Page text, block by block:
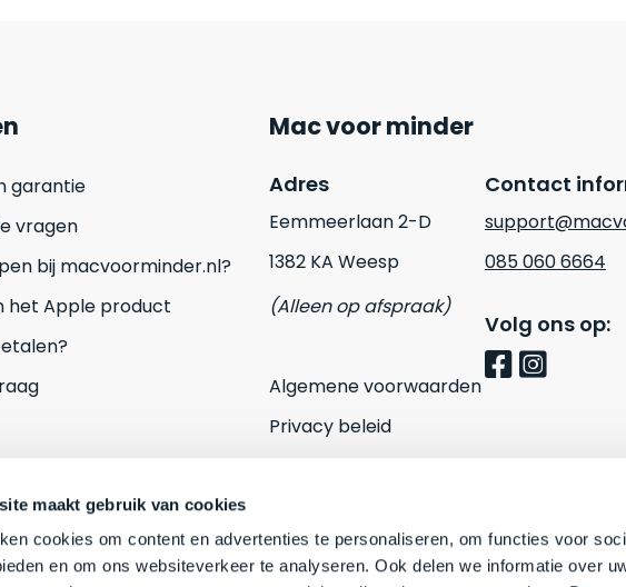
maakt gebruik van cookies
cookies om content en advertenties te personaliseren, om functies voor
en om ons websiteverkeer te analyseren. Ook delen we informatie over
garantie
vragen
bij macvoorminder.nl?
het Apple product
Mac voor minder
Adres
Eemmeerlaan 2-D
1382 KA Weesp
(Alleen op afspraak)
Algemene voorwaarden
Privacy beleid
Contact
085 060 6664
Volg ons op: